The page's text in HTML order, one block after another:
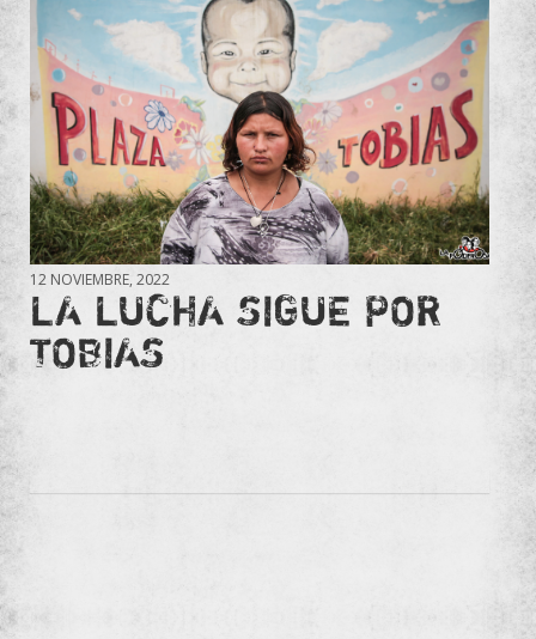
12 NOVIEMBRE, 2022
LA LUCHA SIGUE POR
TOBIAS